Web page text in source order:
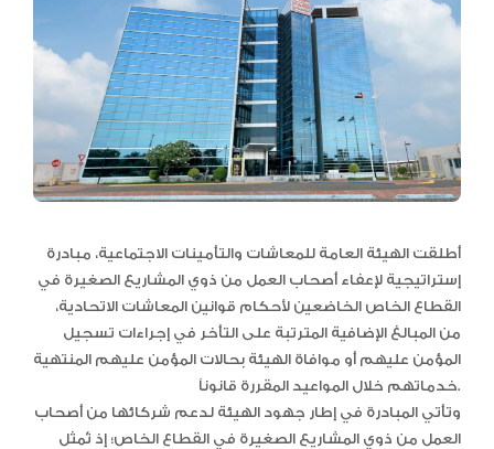
أطلقت الهيئة العامة للمعاشات والتأمينات الاجتماعية، مبادرة
إستراتيجية لإعفاء أصحاب العمل من ذوي المشاريع الصغيرة في
القطاع الخاص الخاضعين لأحكام قوانين المعاشات الاتحادية،
من المبالغ الإضافية المترتبة على التأخر في إجراءات تسجيل
المؤمن عليهم أو موافاة الهيئة بحالات المؤمن عليهم المنتهية
خدماتهم خلال المواعيد المقررة قانوناً.
وتأتي المبادرة في إطار جهود الهيئة لدعم شركائها من أصحاب
العمل من ذوي المشاريع الصغيرة في القطاع الخاص؛ إذ تُمثل